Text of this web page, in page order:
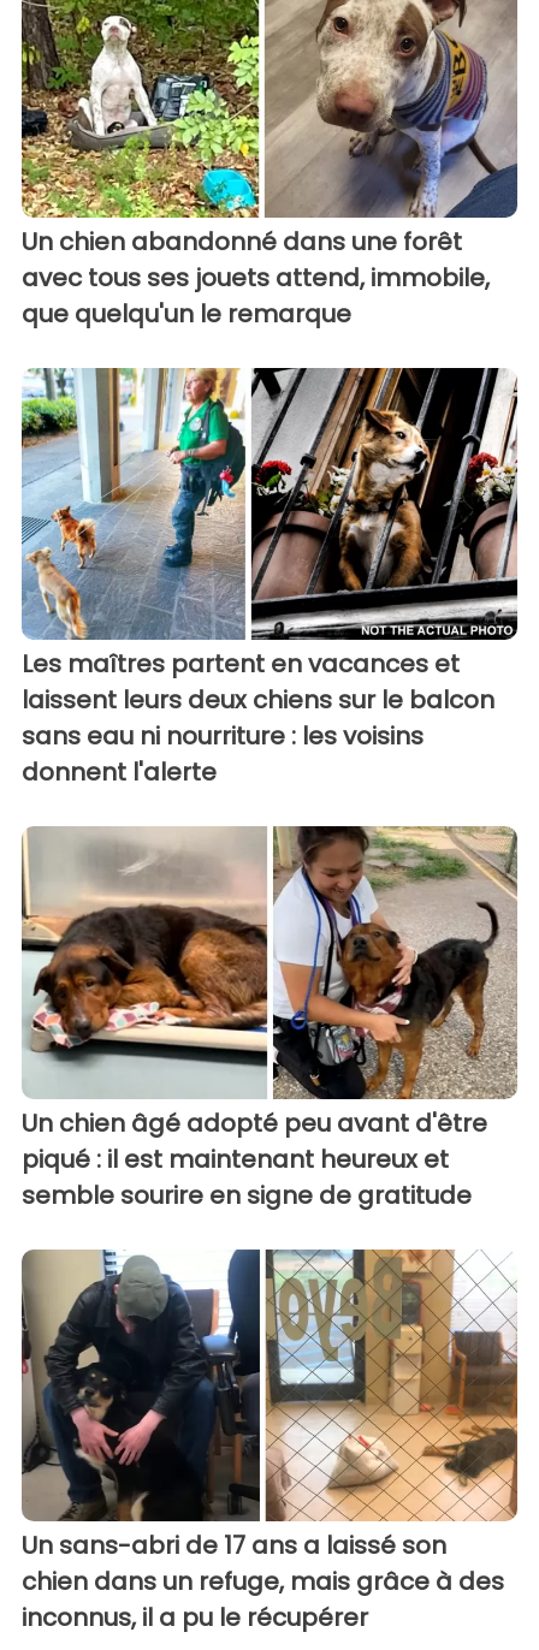
Un chien abandonné dans une forêt
avec tous ses jouets attend, immobile,
que quelqu'un le remarque
Les maîtres partent en vacances et
laissent leurs deux chiens sur le balcon
sans eau ni nourriture : les voisins
donnent l'alerte
Un chien âgé adopté peu avant d'être
piqué : il est maintenant heureux et
semble sourire en signe de gratitude
Un sans-abri de 17 ans a laissé son
chien dans un refuge, mais grâce à des
inconnus, il a pu le récupérer